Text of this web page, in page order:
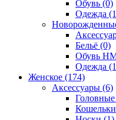
Обувь (0)
Одежда
Бельё (0)
Обувь
Одежда
Женское (174)
Аксессуары (6)